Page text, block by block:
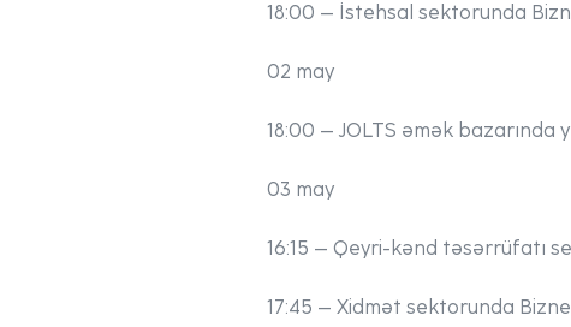
18:00 – İstehsal sektorunda
02 may
18:00 – JOLTS əmək bazarında
03 may
16:15 – Qeyri-kənd təsərrüfatı
17:45 – Xidmət sektorunda